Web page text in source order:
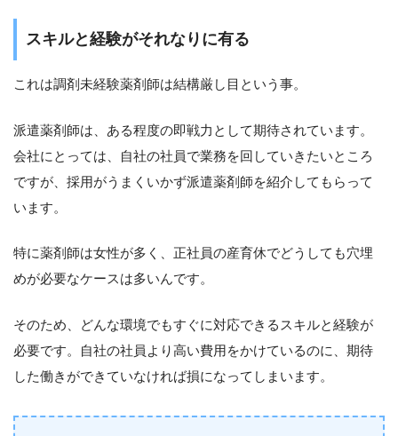
スキルと経験がそれなりに有る
これは調剤未経験薬剤師は結構厳し目という事。
派遣薬剤師は、ある程度の即戦力として期待されています。
会社にとっては、自社の社員で業務を回していきたいところ
ですが、採用がうまくいかず派遣薬剤師を紹介してもらって
います。
特に薬剤師は女性が多く、正社員の産育休でどうしても穴埋
めが必要なケースは多いんです。
そのため、どんな環境でもすぐに対応できるスキルと経験が
必要です。自社の社員より高い費用をかけているのに、期待
した働きができていなければ損になってしまいます。